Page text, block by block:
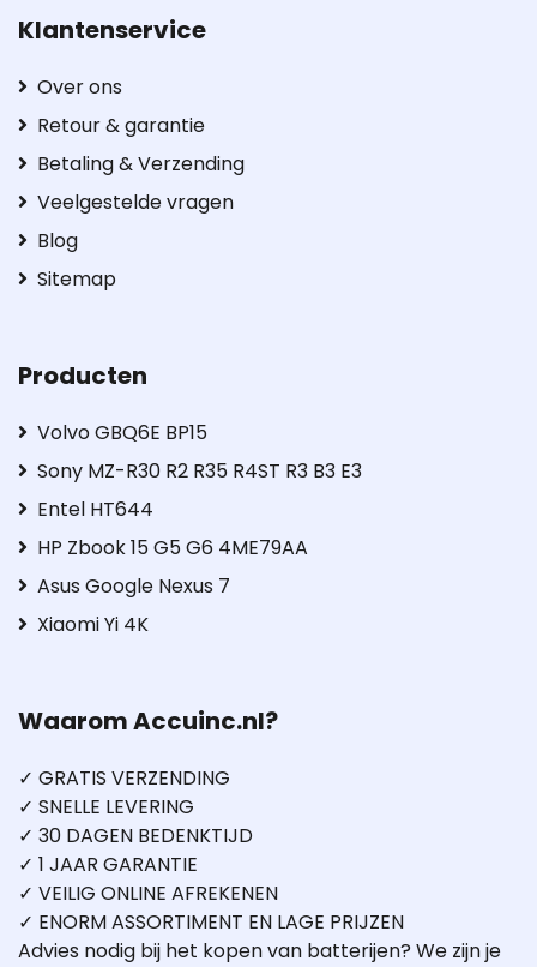
Klantenservice
Over ons
Retour & garantie
Betaling & Verzending
Veelgestelde vragen
Blog
Sitemap
Producten
Volvo GBQ6E BP15
Sony MZ-R30 R2 R35 R4ST R3 B3 E3
Entel HT644
HP Zbook 15 G5 G6 4ME79AA
Asus Google Nexus 7
Xiaomi Yi 4K
Waarom Accuinc.nl?
✓ GRATIS VERZENDING
✓ SNELLE LEVERING
✓ 30 DAGEN BEDENKTIJD
✓ 1 JAAR GARANTIE
✓ VEILIG ONLINE AFREKENEN
✓ ENORM ASSORTIMENT EN LAGE PRIJZEN
Advies nodig bij het kopen van batterijen? We zijn je